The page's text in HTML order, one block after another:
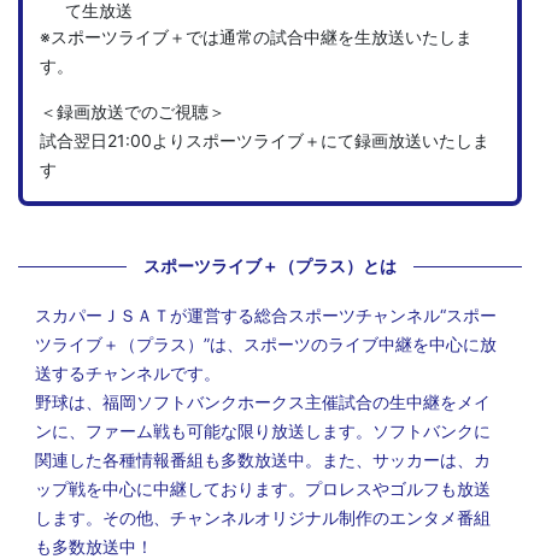
て生放送
※スポーツライブ＋では通常の試合中継を生放送いたしま
す。
＜録画放送でのご視聴＞
試合翌日21:00よりスポーツライブ＋にて録画放送いたしま
す
スポーツライブ＋（プラス）とは
スカパーＪＳＡＴが運営する総合スポーツチャンネル“スポー
ツライブ＋（プラス）”は、スポーツのライブ中継を中心に放
送するチャンネルです。
野球は、福岡ソフトバンクホークス主催試合の生中継をメイ
ンに、ファーム戦も可能な限り放送します。ソフトバンクに
関連した各種情報番組も多数放送中。また、サッカーは、カ
ップ戦を中心に中継しております。プロレスやゴルフも放送
します。その他、チャンネルオリジナル制作のエンタメ番組
も多数放送中！